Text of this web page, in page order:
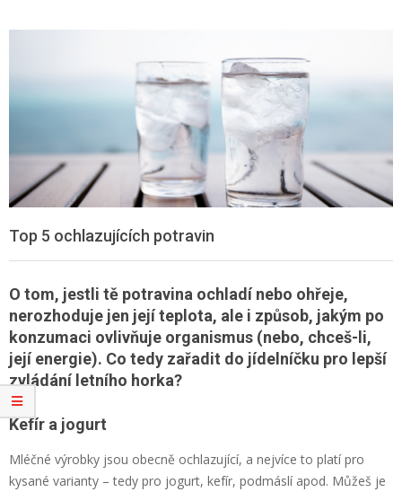
Top 5 ochlazujících potravin
O tom, jestli tě potravina ochladí nebo ohřeje,
nerozhoduje jen její teplota, ale i způsob, jakým po
konzumaci ovlivňuje organismus (nebo, chceš-li,
její energie). Co tedy zařadit do jídelníčku pro lepší
zvládání letního horka?
Kefír a jogurt
Mléčné výrobky jsou obecně ochlazující, a nejvíce to platí pro
kysané varianty – tedy pro jogurt, kefír, podmáslí apod. Můžeš je